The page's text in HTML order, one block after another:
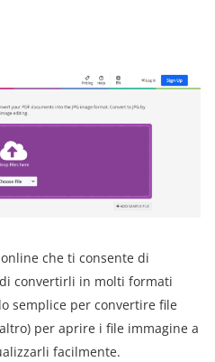
online che ti consente di
convertirli in molti formati
semplice per convertire file
altro) per aprire i file immagine a
facilmente.